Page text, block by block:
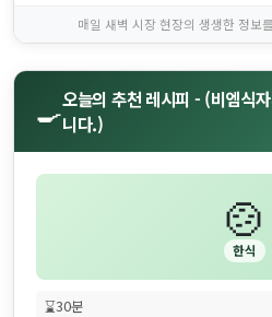
매일 새벽 시장 현장의 생생한 정보
🍳오늘의 추천 레시피 - (비엠식
니다.)
🍲
한식
⌛30분